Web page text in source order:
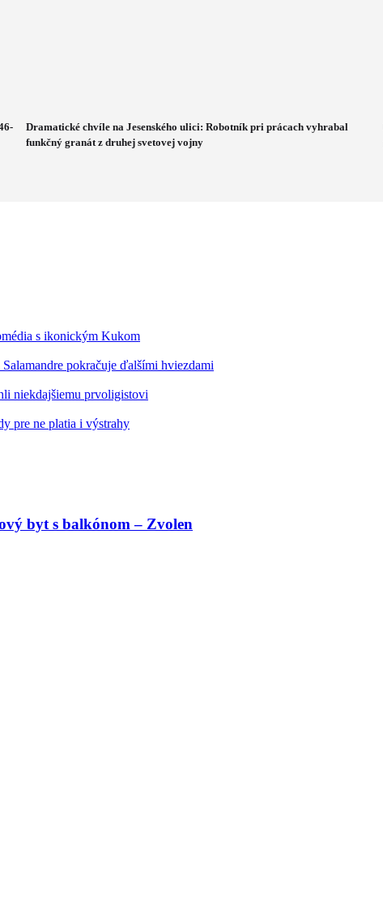
Dramatické chvíle na Jesenského ulici: Robotník pri prácach vyhrabal
funkčný granát z druhej svetovej vojny
s ikonickým Kukom
pokračuje ďalšími hviezdami
niekdajšiemu prvoligistovi
pre ne platia i výstrahy
byt s balkónom – Zvolen